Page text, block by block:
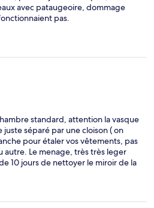
avec pataugeoire, dommage
pas.
standard, attention la vasque
séparé par une cloison ( on
pour étaler vos vêtements, pas
autre. Le menage, très très leger
10 jours de nettoyer le miroir de la
plus. Infrastructure extérieur bien,
est joli dans sa globalité. Ne